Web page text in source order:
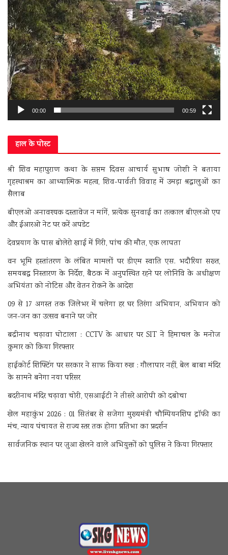
00:00 00:59
हाल के पोस्ट
श्री शिव महापुराण कथा के सप्तम दिवस आचार्य सुभाष जोशी ने बताया
गृहस्थाश्रम का आध्यात्मिक महत्व, शिव-पार्वती विवाह में उमड़ा श्रद्धालुओं का
सैलाब
बीएलओ अनावश्यक दस्तावेज न मांगें, प्रत्येक सुनवाई का तत्काल बीएलओ एप
और ईआरओ नेट पर करें अपडेट
देवप्रयाग के पास बोलेरो खाई में गिरी, पांच की मौत, एक लापता
वन भूमि हस्तांतरण के लंबित मामलों पर डीएम स्वाति एस. भदौरिया सख्त,
समयबद्ध निस्तारण के निर्देश, बैठक में अनुपस्थित रहने पर लोनिवि के अधीक्षण
अभियंता को नोटिस और वेतन रोकने के आदेश
09 से 17 अगस्त तक जिलेभर में चलेगा हर घर तिरंगा अभियान, अभियान को
जन-जन का उत्सव बनाने पर जोर
बद्रीनाथ चढ़ावा घोटाला : CCTV के आधार पर SIT ने हिमाचल के मनोज
कुमार को किया गिरफ्तार
हाईकोर्ट शिफ्टिंग पर सरकार ने साफ किया रुख : गौलापार नहीं, बेल बाबा मंदिर
के सामने बनेगा नया परिसर
बदरीनाथ मंदिर चढ़ावा चोरी, एसआईटी ने तीसरे आरोपी को दबोचा
खेल महाकुंभ 2026 : 01 सितंबर से सजेगा मुख्यमंत्री चौम्पियनशिप ट्रॉफी का
मंच, न्याय पंचायत से राज्य स्तर तक होगा प्रतिभा का प्रदर्शन
सार्वजनिक स्थान पर जुआ खेलने वाले अभियुक्तों को पुलिस ने किया गिरफ्तार